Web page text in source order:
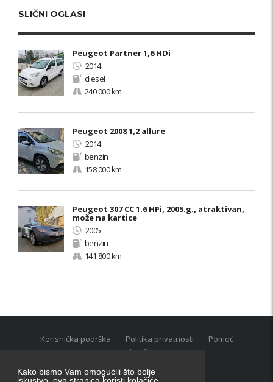
Kako bismo Vam omogućili što bolje
SLIČNI OGLASI
Peugeot Partner 1,6 HDi
2014
diesel
240.000 km
Peugeot 2008 1,2 allure
2014
benzin
158.000 km
Peugeot 307 CC 1.6 HPi, 2005.g., atraktivan,
može na kartice
2005
benzin
141.800 km
Korisnička podrška Politika privatnosti
Pomoć
Uvjeti korištenja